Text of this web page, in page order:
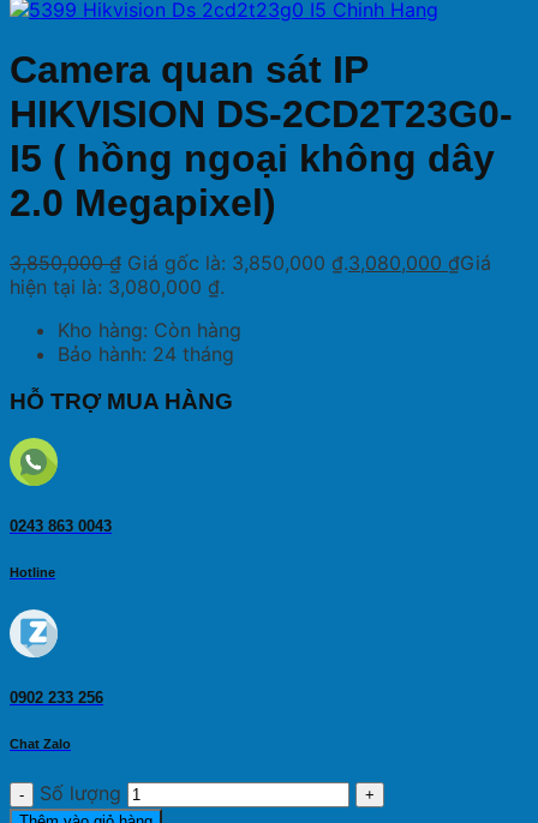
Camera quan sát IP
HIKVISION DS-2CD2T23G0-
I5 ( hồng ngoại không dây
2.0 Megapixel)
3,850,000₫ Giá gốc là: 3,850,000 ₫.3,080,000 ₫Giá
hiện tại là: 3,080,000 ₫.
Kho hàng: Còn hàng
Bảo hành: 24 tháng
HỖ TRỢ MUA HÀNG
0243 863 0043
Hotline
0902 233 256
Chat Zalo
Số lượng